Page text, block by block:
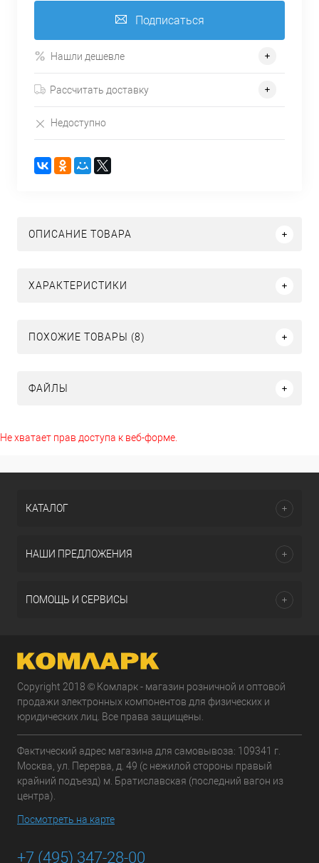
Подписаться
Нашли дешевле
Рассчитать доставку
Недоступно
ОПИСАНИЕ ТОВАРА
ХАРАКТЕРИСТИКИ
ПОХОЖИЕ ТОВАРЫ (8)
ФАЙЛЫ
Не хватает прав доступа к веб-форме.
КАТАЛОГ
НАШИ ПРЕДЛОЖЕНИЯ
ПОМОЩЬ И СЕРВИСЫ
Copyright 2018 © Комларк - магазин розничной и оптовой
продажи электронных компонентов для физических и
юридических лиц. Все права защищены.
Фактический адрес магазина для самовывоза: 109341 г.
Москва, ул. Перерва, д. 49 (с нежилой стороны правый
крайний подъезд) м. Братиславская (последний вагон из
центра).
Посмотреть на карте
+7 (495) 347-28-00